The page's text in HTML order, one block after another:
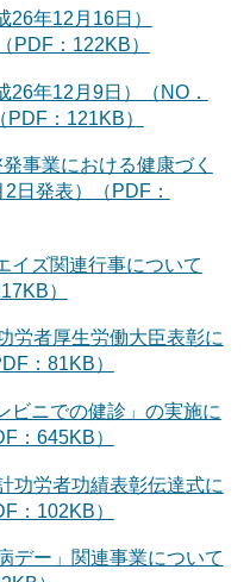
年12月16日）
PDF：122KB）
26年12月9日）（NO．
：121KB）
事業における健康づく
日発表）（PDF：
イズ関連行事について
）
労者厚生労働大臣表彰に
：81KB）
ビニでの健診」の実施に
：645KB）
功労者功績表彰伝達式に
：102KB）
デー」関連事業について